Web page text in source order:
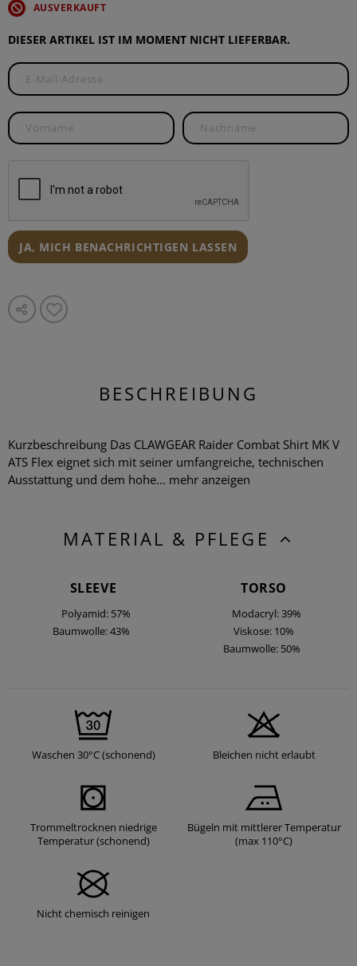
AUSVERKAUFT
DIESER ARTIKEL IST IM MOMENT NICHT LIEFERBAR.
JA, MICH BENACHRICHTIGEN LASSEN
BESCHREIBUNG
Kurzbeschreibung Das CLAWGEAR Raider Combat Shirt MK V
ATS Flex eignet sich mit seiner umfangreiche, technischen
Ausstattung und dem hohe... mehr anzeigen
MATERIAL & PFLEGE
SLEEVE
Polyamid: 57%
Baumwolle: 43%
TORSO
Modacryl: 39%
Viskose: 10%
Baumwolle: 50%
Waschen 30°C (schonend) Bleichen nicht erlaubt
Trommeltrocknen niedrige
Temperatur (schonend)
Bügeln mit mittlerer Temperatur
(max 110°C)
Nicht chemisch reinigen